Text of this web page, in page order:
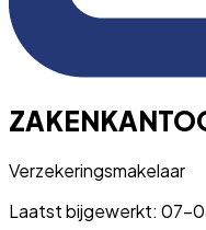
Verzekeringsmakelaar
Laatst bijgewerkt: 07-